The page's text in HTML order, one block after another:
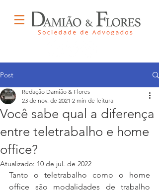
Post
Você sabe qual a diferença
entre teletrabalho e home
office?
Redação Damião & Flores
23 de nov. de 2021 2 min de leitura
Atualizado: 10 de jul. de 2022
Tanto o teletrabalho como o home
office são modalidades de trabalho